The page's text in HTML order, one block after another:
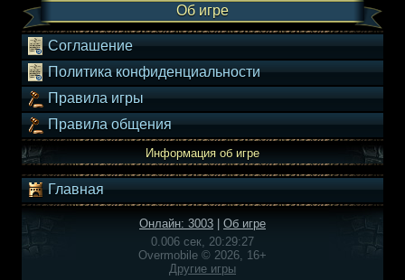
Об игре
Соглашение
Политика конфиденциальности
Правила игры
Правила общения
Информация об игре
Главная
Онлайн: 3003
Об игре
0.006 сек, 20:29:27
Overmobile © 2026, 16+
Другие игры